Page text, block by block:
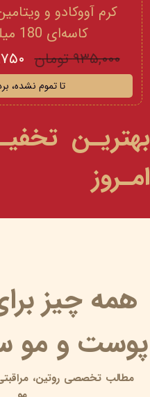
بهتریـن
امـروز
کاسه‌ای 180 میلی‌لیتر
۹۳۵,۰۰۰ تومان
تا تموم نشده،
همه چیز
پوست و مو
مطالب تخصصی روتین،